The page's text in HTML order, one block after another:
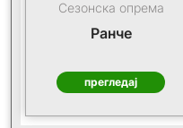
Сезонска опрема
Ранче
прегледај